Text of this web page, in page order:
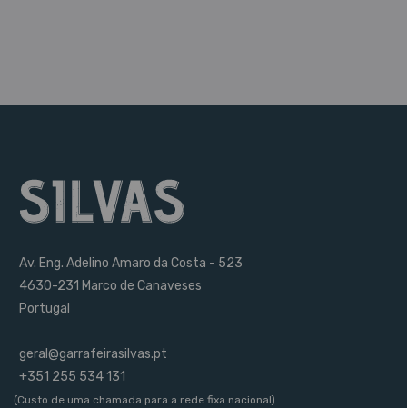
Av. Eng. Adelino Amaro da Costa - 523
4630-231 Marco de Canaveses
Portugal
geral@garrafeirasilvas.pt
+351 255 534 131
(Custo de uma chamada para a rede fixa nacional)